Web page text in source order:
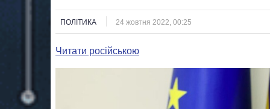
ПОЛІТИКА 24 жовтня 2022, 00:25
Читати російською